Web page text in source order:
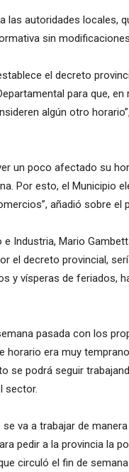
las autoridades locales,
sin
el decreto
para que, en
algún otro
un poco afectado su
Por esto, el Municipio
añadió sobre el
Industria, Mario
el decreto provincial,
y vísperas de feriados,
pasada con los
horario era muy
podrá seguir
sector.
va a trabajar de
pedir a la provincia la
circuló el fin de